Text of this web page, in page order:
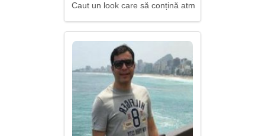
Caut un look care să conțină atmosfera de acasă